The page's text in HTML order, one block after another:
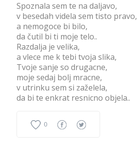
Spoznala sem te na daljavo,
v besedah videla sem tisto pravo,
a nemogoce bi bilo,
da čutil bi ti moje telo..
Razdalja je velika,
a vlece me k tebi tvoja slika,
Tvoje sanje so drugacne,
moje sedaj bolj mracne,
v utrinku sem si zaželela,
da bi te enkrat resnicno objela..
0